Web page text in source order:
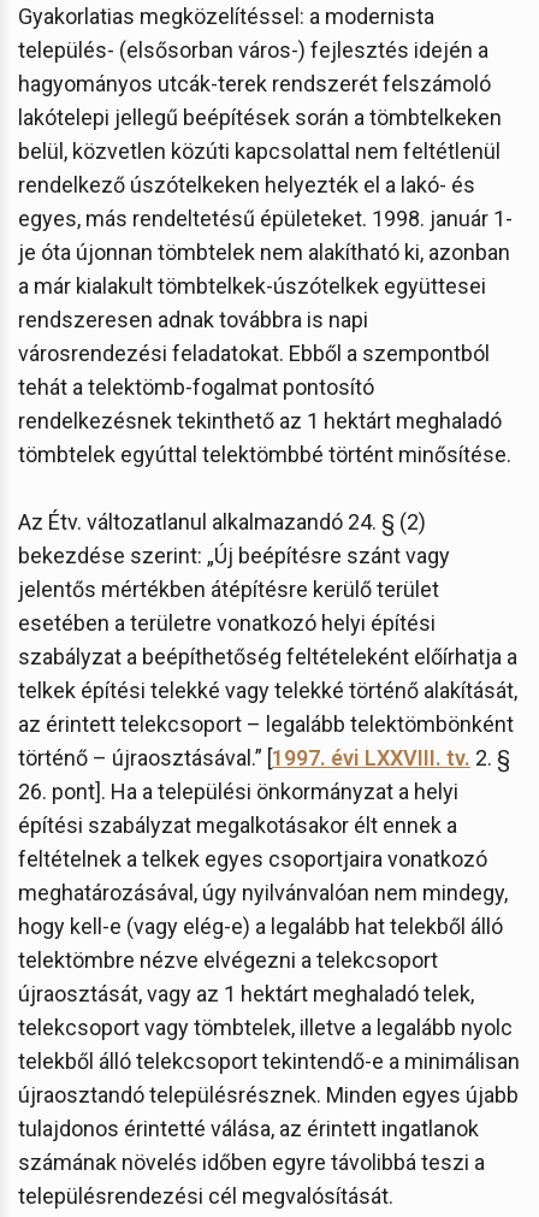
Gyakorlatias megközelítéssel: a modernista
település- (elsősorban város-) fejlesztés idején a
hagyományos utcák-terek rendszerét felszámoló
lakótelepi jellegű beépítések során a tömbtelkeken
belül, közvetlen közúti kapcsolattal nem feltétlenül
rendelkező úszótelkeken helyezték el a lakó- és
egyes, más rendeltetésű épületeket. 1998. január 1-
je óta újonnan tömbtelek nem alakítható ki, azonban
a már kialakult tömbtelkek-úszótelkek együttesei
rendszeresen adnak továbbra is napi
városrendezési feladatokat. Ebből a szempontból
tehát a telektömb-fogalmat pontosító
rendelkezésnek tekinthető az 1 hektárt meghaladó
tömbtelek egyúttal telektömbbé történt minősítése.
Az Étv. változatlanul alkalmazandó 24. § (2)
bekezdése szerint: „Új beépítésre szánt vagy
jelentős mértékben átépítésre kerülő terület
esetében a területre vonatkozó helyi építési
szabályzat a beépíthetőség feltételeként előírhatja a
telkek építési telekké vagy telekké történő alakítását,
az érintett telekcsoport – legalább telektömbönként
történő – újraosztásával.” [1997. évi LXXVIII. tv. 2. §
26. pont]. Ha a települési önkormányzat a helyi
építési szabályzat megalkotásakor élt ennek a
feltételnek a telkek egyes csoportjaira vonatkozó
meghatározásával, úgy nyilvánvalóan nem mindegy,
hogy kell-e (vagy elég-e) a legalább hat telekből álló
telektömbre nézve elvégezni a telekcsoport
újraosztását, vagy az 1 hektárt meghaladó telek,
telekcsoport vagy tömbtelek, illetve a legalább nyolc
telekből álló telekcsoport tekintendő-e a minimálisan
újraosztandó településrésznek. Minden egyes újabb
tulajdonos érintetté válása, az érintett ingatlanok
számának növelés időben egyre távolibbá teszi a
településrendezési cél megvalósítását.